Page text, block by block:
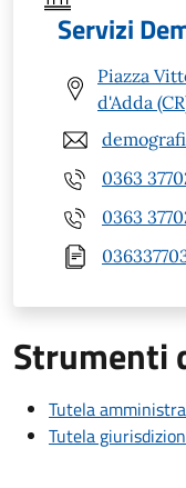
Servizi
Piazza
d'Adda
0363
0363
Strumenti
Tutela
Tutela